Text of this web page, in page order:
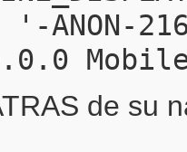
, '-
de su